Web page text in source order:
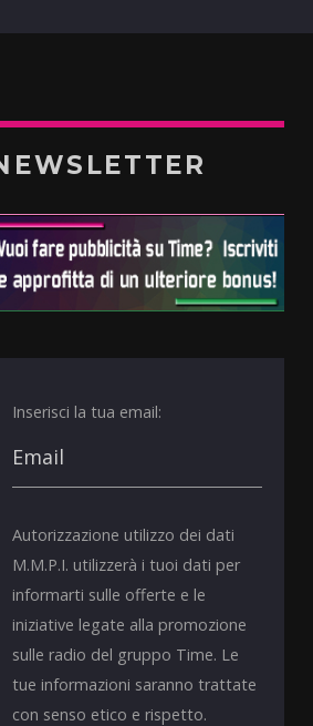
Inserisci la tua email:
Autorizzazione utilizzo dei dati
M.M.P.I. utilizzerà i tuoi dati per
informarti sulle offerte e le
iniziative legate alla promozione
sulle radio del gruppo Time. Le
tue informazioni saranno trattate
con senso etico e rispetto.